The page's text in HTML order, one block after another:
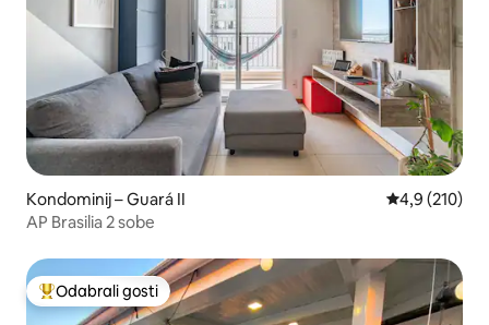
Kondominij – Guará II Prosječna
4,9 (210)
AP Brasilia 2 sobe
Među najviše rangiranima s oznakom „Odabrali gosti”
Odabrali gosti